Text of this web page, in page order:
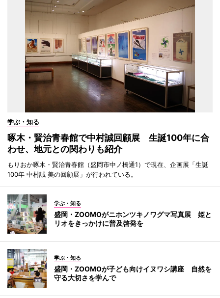
学ぶ・知る
啄木・賢治青春館で中村誠回顧展 生誕100年に合
わせ、地元との関わりも紹介
もりおか啄木・賢治青春館（盛岡市中ノ橋通1）で現在、企画展「生誕
100年 中村誠 美の回顧展」が行われている。
学ぶ・知る
盛岡・ZOOMOがニホンツキノワグマ写真展 姫と
リオをきっかけに普及啓発を
学ぶ・知る
盛岡・ZOOMOが子ども向けイヌワシ講座 自然を
守る大切さを学んで